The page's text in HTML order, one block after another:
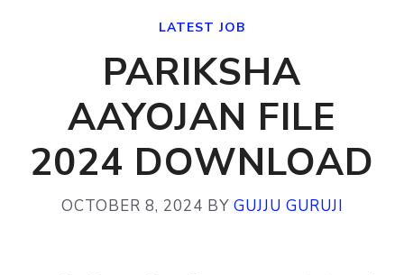
LATEST JOB
PARIKSHA
AAYOJAN FILE
2024 DOWNLOAD
OCTOBER 8, 2024 BY GUJJU GURUJI